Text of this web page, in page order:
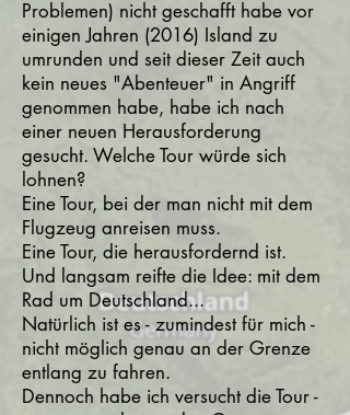
Problemen) nicht geschafft habe vor
einigen Jahren (2016) Island zu
umrunden und seit dieser Zeit auch
kein neues "Abenteuer" in Angriff
genommen habe, habe ich nach
einer neuen Herausforderung
gesucht. Welche Tour würde sich
lohnen?
Eine Tour, bei der man nicht mit dem
Flugzeug anreisen muss.
Eine Tour, die herausfordernd ist.
Und langsam reifte die Idee: mit dem
Rad um Deutschland...
Natürlich ist es - zumindest für mich -
nicht möglich genau an der Grenze
entlang zu fahren.
Dennoch habe ich versucht die Tour -